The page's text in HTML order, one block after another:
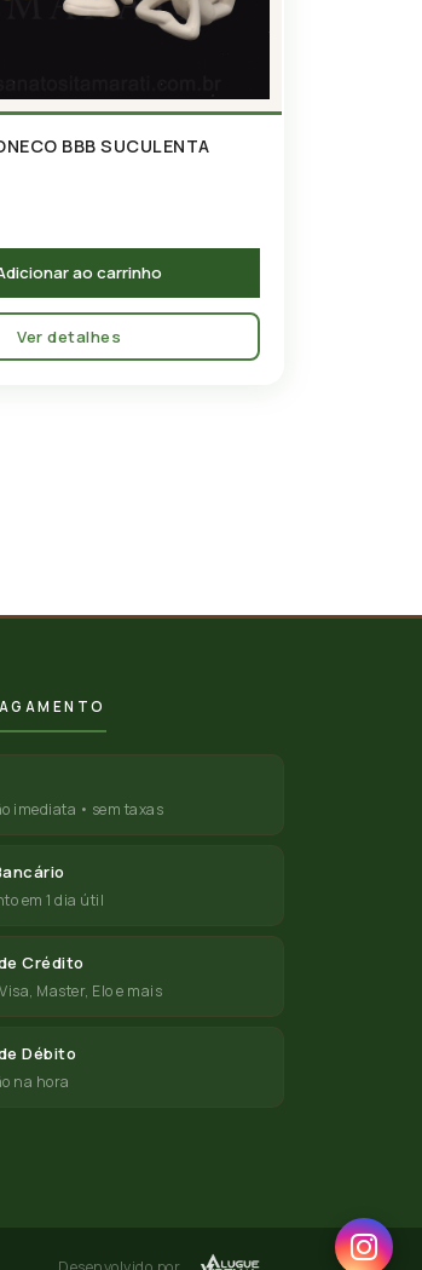
BBB SUCULENTA
ao carrinho
Ver detalhes
imediata • sem taxas
em 1 dia útil
Crédito
Master, Elo e mais
Débito
na hora